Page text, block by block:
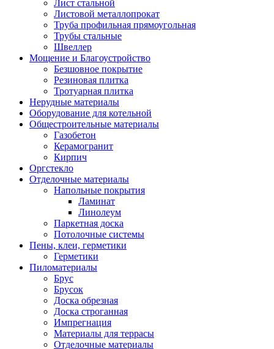
Лист стальной
Листовой металлопрокат
Труба профильная прямоугольная
Трубы стальные
Швеллер
Мощение и Благоустройство
Безшовное покрытие
Резиновая плитка
Тротуарная плитка
Нерудные материалы
Оборудование для котельной
Общестроительные материалы
Газобетон
Керамогранит
Кирпич
Оргстекло
Отделочные материалы
Напольные покрытия
Ламинат
Линолеум
Паркетная доска
Потолочные системы
Пены, клеи, герметики
Герметики
Пиломатериалы
Брус
Брусок
Доска обрезная
Доска строганная
Импрегнация
Материалы для террасы
Отделочные материалы